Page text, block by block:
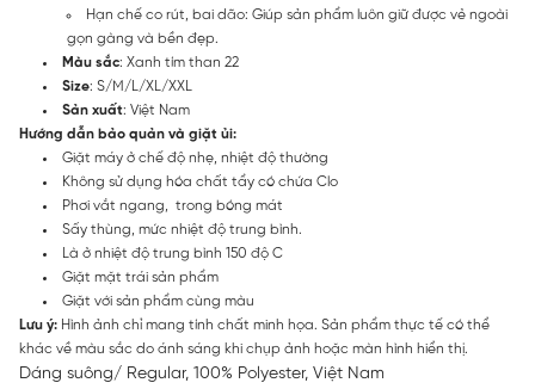
Hạn chế co rút, bai dão: Giúp sản phẩm luôn giữ được vẻ ngoài
gọn gàng và bền đẹp.
Màu sắc: Xanh tím than 22
Size: S/M/L/XL/XXL
Sản xuất: Việt Nam
Hướng dẫn bảo quản và giặt ủi:
Giặt máy ở chế độ nhẹ, nhiệt độ thường
Không sử dụng hóa chất tẩy có chứa Clo
Phơi vắt ngang, trong bóng mát
Sấy thùng, mức nhiệt độ trung bình.
Là ở nhiệt độ trung bình 150 độ C
Giặt mặt trái sản phẩm
Giặt với sản phẩm cùng màu
Lưu ý: Hình ảnh chỉ mang tính chất minh họa. Sản phẩm thực tế có thể
khác về màu sắc do ánh sáng khi chụp ảnh hoặc màn hình hiển thị.
Dáng suông/ Regular, 100% Polyester, Việt Nam